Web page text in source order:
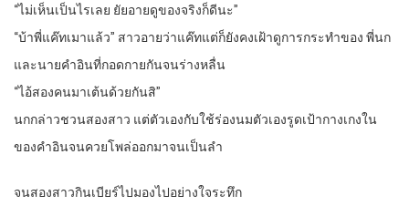
“ไม่เห็นเป็นไรเลย ยัยอายดูของจริงก็ดีนะ”
“บ้าพี่แค๊ทเมาแล้ว” สาวอายว่าแค๊ทแต่ก็ยังคงเฝ้าดูการกระทำของ พี่นก
และนายคำอินที่กอดกายกันจนร่างหลื่น
“ไอ้สองคนมาเต้นด้วยกันสิ”
นกกล่าวชวนสองสาว แต่ตัวเองกับใช้ร่องนมตัวเองรูดเป้ากางเกงใน
ของคำอินจนควยโพล่ออกมาจนเป็นลำ
จนสองสาวกินเบียร์ไปมองไปอย่างใจระทึก